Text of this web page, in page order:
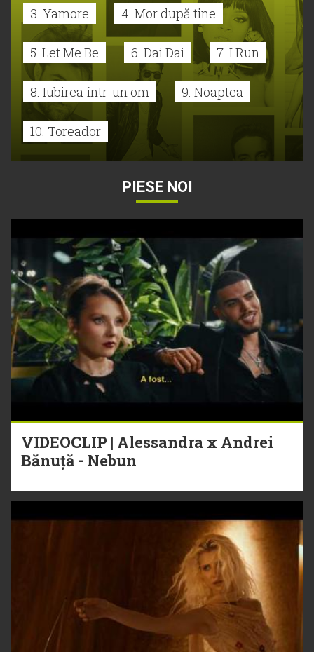
3. Yamore 4. Mor după tine
5. Let Me Be 6. Dai Dai 7. I Run
8. Iubirea într-un om 9. Noaptea
10. Toreador
PIESE NOI
VIDEOCLIP | Alessandra x Andrei
Bănuță - Nebun